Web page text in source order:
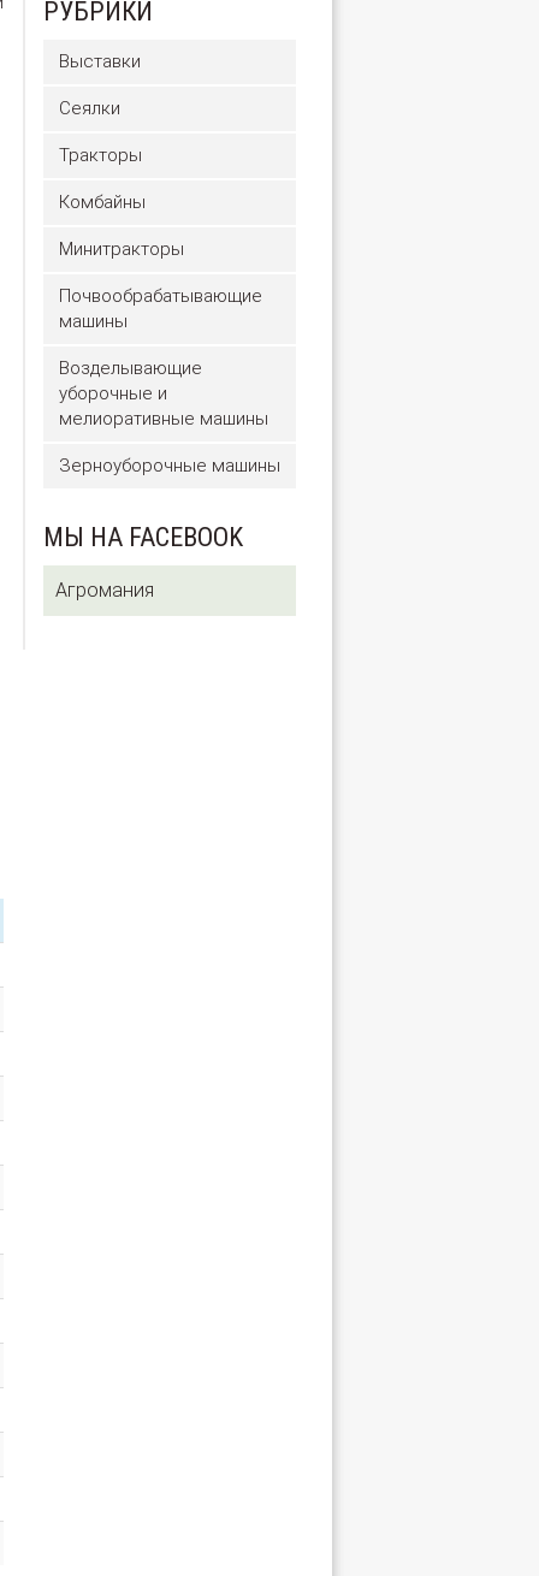
РУБРИКИ
Выставки
Сеялки
Тракторы
Комбайны
Минитракторы
Почвообрабатывающие
машины
Возделывающие
уборочные и
мелиоративные машины
Зерноуборочные машины
МЫ НА FACEBOOK
Агромания